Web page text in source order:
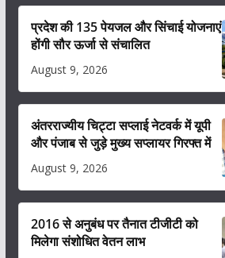
प्रदेश की 135 पेयजल और सिंचाई योजनाएं
होंगी सौर ऊर्जा से संचालित
August 9, 2026
अंतरराज्यीय चिट्टा सप्लाई नेटवर्क में यूपी
और पंजाब से जुड़े मुख्य सप्लायर गिरफ्त में
August 9, 2026
2016 से अनुबंध पर तैनात टीजीटी को
मिलेगा संशोधित वेतन लाभ